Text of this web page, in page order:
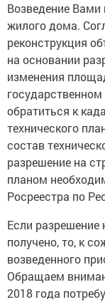
Возведение Вами
жилого дома.
реконструкция
на основании
изменения
обратиться к
технического
состав
разрешение на
планом
Росреестра по
Если разрешение
получено, то, к
возведенного
Обращаем
2018 года